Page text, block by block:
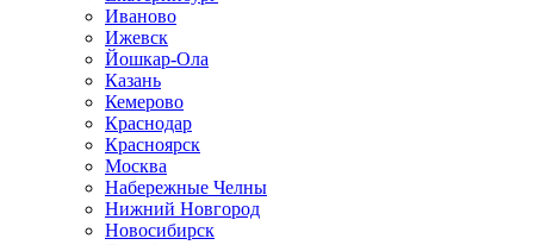
Иваново
Ижевск
Йошкар-Ола
Казань
Кемерово
Краснодар
Красноярск
Москва
Набережные Челны
Нижний Новгород
Новосибирск